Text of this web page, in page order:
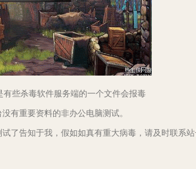
些杀毒软件服务端的一个文件会报毒
有重要资料的非办公电脑测试。
了告知于我，假如如真有重大病毒，请及时联系